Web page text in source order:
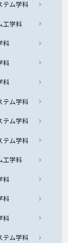
ム学科
学科
科
科
科
ム学科
ム学科
ム学科
学科
科
科
科
ム学科